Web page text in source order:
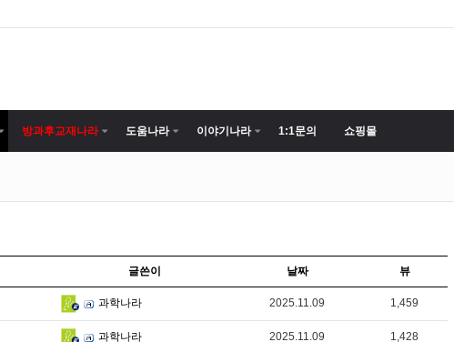
방과후교재나라 도움나라 이야기나라 1:1문의 쇼핑몰
글쓴이 날짜 뷰
과학나라 2025.11.09 1,459
과학나라 2025.11.09 1,428